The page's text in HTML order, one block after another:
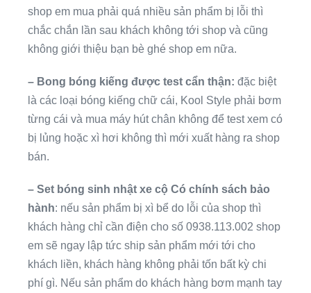
shop em mua phải quá nhiều sản phẩm bị lỗi thì
chắc chắn lần sau khách không tới shop và cũng
không giới thiệu bạn bè ghé shop em nữa.
– Bong bóng kiếng được test cẩn thận: đặc biệt
là các loại bóng kiếng chữ cái, Kool Style phải bơm
từng cái và mua máy hút chân không để test xem có
bị lủng hoặc xì hơi không thì mới xuất hàng ra shop
bán.
– Set bóng sinh nhật xe cộ Có chính sách bảo
hành: nếu sản phẩm bị xì bể do lỗi của shop thì
khách hàng chỉ cần điện cho số 0938.113.002 shop
em sẽ ngay lập tức ship sản phẩm mới tới cho
khách liền, khách hàng không phải tốn bất kỳ chi
phí gì. Nếu sản phẩm do khách hàng bơm mạnh tay